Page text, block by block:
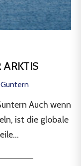
ARKTIS
Auch wenn
ist die globale